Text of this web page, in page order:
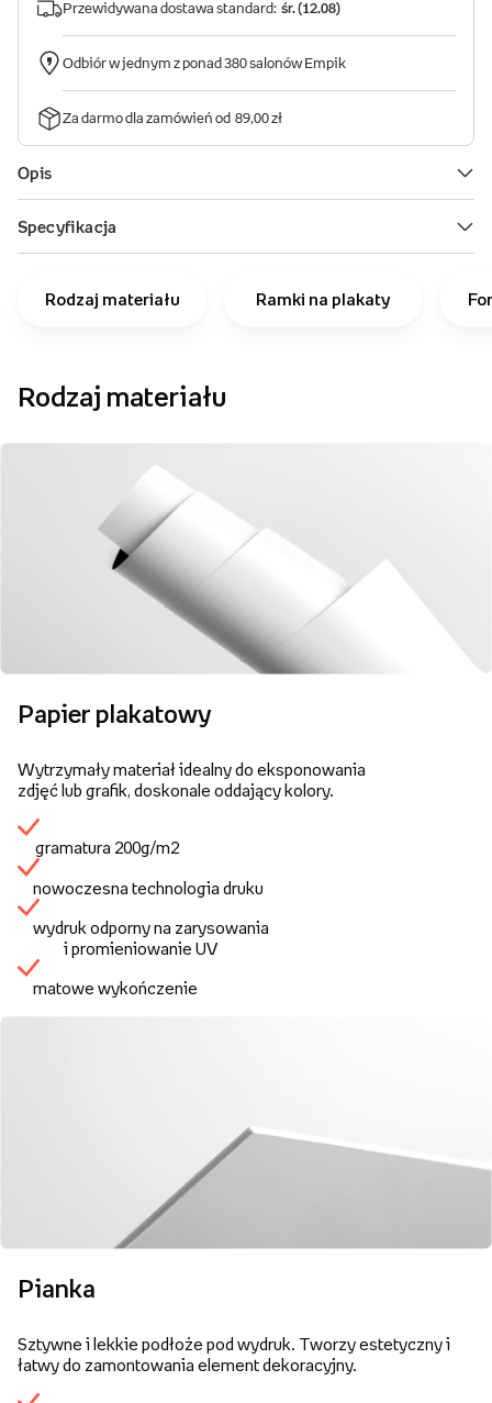
Rodzaj materiału Ramki na plakaty
Rodzaj materiału
Papier plakatowy
Wytrzymały materiał idealny do eksponowania
zdjęć lub grafik, doskonale oddający kolory.
gramatura 200g/m2
nowoczesna technologia druku
wydruk odporny na zarysowania
i promieniowanie UV
matowe wykończenie
Pianka
Sztywne i lekkie podłoże pod wydruk. Tworzy estetyczny i
łatwy do zamontowania element dekoracyjny.